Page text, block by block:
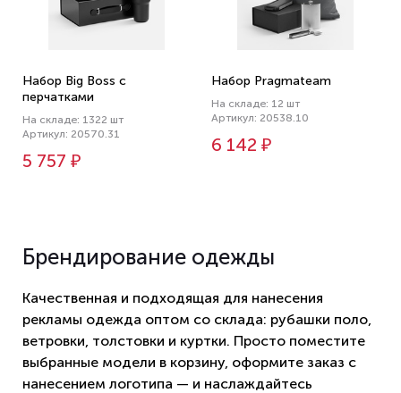
Набор Big Boss с
перчатками
На складе: 1322 шт
Артикул: 20570.31
5 757 ₽
Набор Pragmateam
На складе: 12 шт
Артикул: 20538.10
6 142 ₽
Брендирование одежды
Качественная и подходящая для нанесения
рекламы одежда оптом со склада: рубашки поло,
ветровки, толстовки и куртки. Просто поместите
выбранные модели в корзину, оформите заказ с
нанесением логотипа — и наслаждайтесь